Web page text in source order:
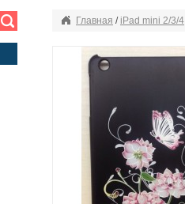
Главная / iPad mini 2/3/4